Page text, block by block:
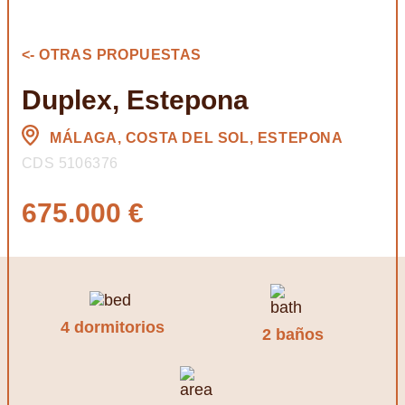
<- OTRAS PROPUESTAS
Duplex, Estepona
MÁLAGA, COSTA DEL SOL, ESTEPONA
CDS 5106376
675.000 €
4 dormitorios 2 baños